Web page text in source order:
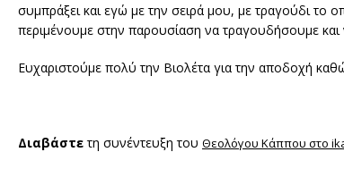
συμπράξει και εγώ με την σειρά μου, με τραγούδι
περιμένουμε στην παρουσίαση να τραγουδήσουμε
Ευχαριστούμε πολύ την Βιολέτα για την αποδοχή
Διαβάστετη συνέντευξη του Θεολόγου Κάππου στο